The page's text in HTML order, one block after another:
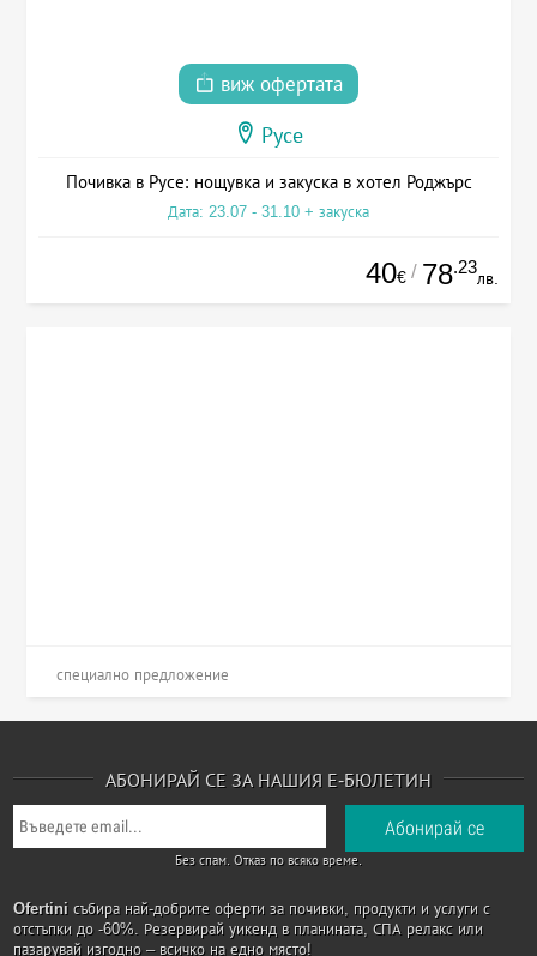
виж офертата
Русе
Почивка в Русе: нощувка и закуска в хотел Роджърс
Дата: 23.07 - 31.10 + закуска
40€ / 78.23
лв.
специално предложение
АБОНИРАЙ СЕ ЗА НАШИЯ Е-БЮЛЕТИН
Без спам. Отказ по всяко време.
Ofertini събира най-добрите оферти за почивки, продукти и услуги с
отстъпки до -60%. Резервирай уикенд в планината, СПА релакс или
пазарувай изгодно – всичко на едно място!